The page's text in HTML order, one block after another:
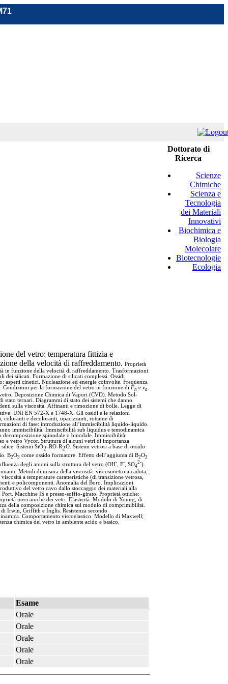
del vetro: temperatura fittizia e
della velocità di raffreddamento. Proprietà
in funzione della velocità di raffreddamento. Trasformazioni
dei silicati. Formazione di silicati complessi. Ossidi
aspetti cinetici. Nucleazione ed energie coinvolte. Frequenza
Condizioni per la formazione del vetro in funzione di Fn e va
Deposizione Chimica di Vapori (CVD). Metodo Sol-
stato ternari. Diagrammi di stato dei sistemi che danno
sulla viscosità. Affinanti e rimozione di bolle. Legge di
UNI EN 572-X e 1748-X. Gli ossidi e le relazioni
e decoloranti, opacizzanti, rottame di
di fase: introduzione all’immiscibilità liquido-liquido.
immiscibilità. Immiscibilità sub liquidus e temodinamica
spinodale o binodale. Immiscibilità:
e vetro Vycor. Struttura di alcuni vetri di importanza
silice. Sistemi SiO2-RO-R2O. Sistemi vetrosi a base di ossido
B2O3 come ossido formatore. Effetto dell’aggiunta di B2O3
degli anioni sulla struttura del vetro (OH- , F- , SO4
2-).
Metodi di misura della viscosità: viscosimetro a caduta;
a temperature caratteristiche (di transizione vetrosa,
e policomponenti. Anomalia del Boro. Implicazioni
del vetro cavo dallo stoccaggio dei materiali alla
Macchine IS e presso-soffio-girato. Proprietà ottiche:
meccaniche dei vetri. Elasticità. Modulo di Young, di
della composizione chimica sul modulo di comprimibilità.
Irwin, Griffith e Inglis. Resistenza secondo
Comportamento viscoelastico. Modello di Maxwell;
chimica del vetro in ambiente acido e basico.
Esame
Orale
Orale
Orale
Orale
Orale
Dottorato di
Ricerca
Scienze
Chimiche
Scienza e
Tecnologia
dei Materiali
Innovativi
Biochimica e
Biologia
Molecolare
Biotecnologie
Ecologia